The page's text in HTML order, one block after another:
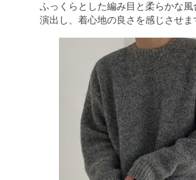
ふっくらとした編み目と柔らかな風
演出し、着心地の良さを感じさせま